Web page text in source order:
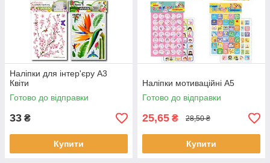
Наліпки для інтер'єру А3
Квіти
Готово до відправки
33 ₴
Купити
Наліпки мотиваційні А5
Готово до відправки
25,65 ₴ 28,50 ₴
Купити